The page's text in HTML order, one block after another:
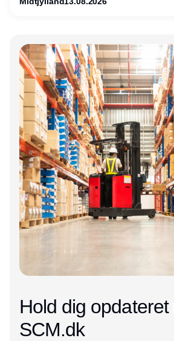
Annonce
Hold dig opdateret
SCM.dk